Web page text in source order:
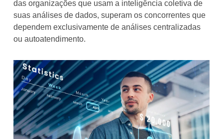
das organizações que usam a inteligência coletiva de
suas análises de dados, superam os concorrentes que
dependem exclusivamente de análises centralizadas
ou autoatendimento.